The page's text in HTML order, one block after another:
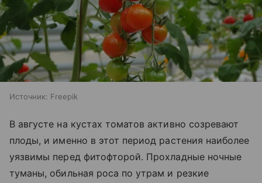
Источник: Freepik
В августе на кустах томатов активно созревают
плоды, и именно в этот период растения наиболее
уязвимы перед фитофторой. Прохладные ночные
туманы, обильная роса по утрам и резкие